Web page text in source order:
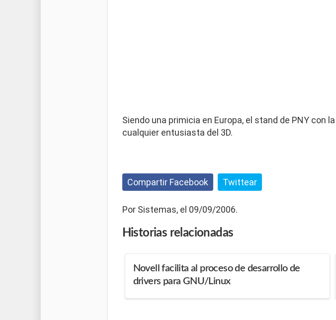
Siendo una primicia en Europa, el stand de PNY con
cualquier entusiasta del 3D.
Compartir Facebook Twittear
Por Sistemas, el 09/09/2006.
Historias relacionadas
Novell facilita al proceso de desarrollo de
drivers para GNU/Linux